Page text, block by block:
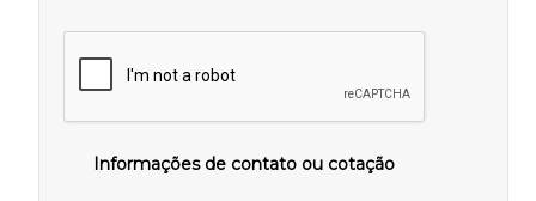
Informações de contato ou cotação